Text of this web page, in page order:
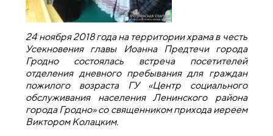
24 ноября 2018 года на территории храма в честь
Усекновения главы Иоанна Предтечи города
Гродно состоялась встреча посетителей
отделения дневного пребывания для граждан
пожилого возраста ГУ «Центр социального
обслуживания населения Ленинского района
города Гродно» со священником прихода иереем
Виктором Колацким.